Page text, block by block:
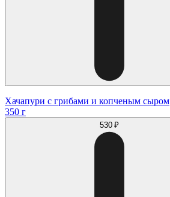
Хачапури с грибами и копченым сыром
350 г
530 ₽